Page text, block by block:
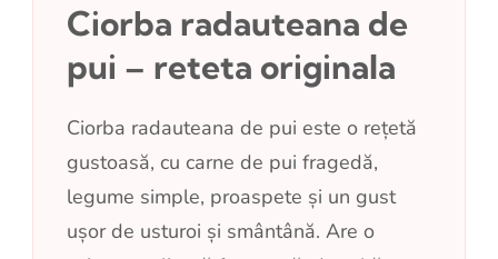
Ciorba radauteana de
pui – reteta originala
Ciorba radauteana de pui este o rețetă
gustoasă, cu carne de pui fragedă,
legume simple, proaspete și un gust
ușor de usturoi și smântână. Are o